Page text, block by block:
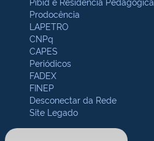
Prodocência
LAPETRO
CNPq
CAPES
Periódicos
FADEX
FINEP
Desconectar da Rede
Site Legado